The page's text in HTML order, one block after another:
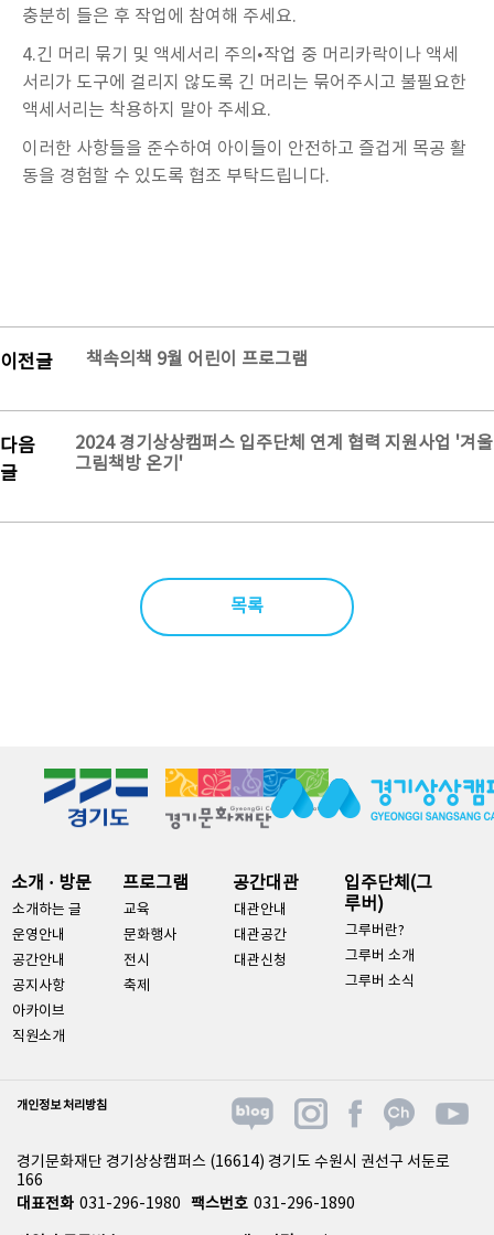
충분히 들은 후 작업에 참여해 주세요.
4.긴 머리 묶기 및 액세서리 주의•작업 중 머리카락이나 액세
서리가 도구에 걸리지 않도록 긴 머리는 묶어주시고 불필요한
액세서리는 착용하지 말아 주세요.
이러한 사항들을 준수하여 아이들이 안전하고 즐겁게 목공 활
동을 경험할 수 있도록 협조 부탁드립니다.
이전글 책속의책 9월 어린이 프로그램
다음
글
2024 경기상상캠퍼스 입주단체 연계 협력 지원사업 '겨울
그림책방 온기'
목록
소개 · 방문
소개하는 글
운영안내
공간안내
공지사항
아카이브
직원소개
프로그램
교육
문화행사
전시
축제
공간대관
대관안내
대관공간
대관신청
입주단체(그
루버)
그루버란?
그루버 소개
그루버 소식
개인정보 처리방침
경기문화재단 경기상상캠퍼스 (16614) 경기도 수원시 권선구 서둔로
166
대표전화 031-296-1980 팩스번호 031-296-1890